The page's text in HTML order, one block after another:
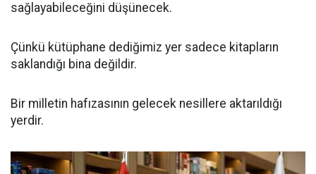
sağlayabileceğini düşünecek.
Çünkü kütüphane dediğimiz yer sadece kitapların
saklandığı bina değildir.
Bir milletin hafızasının gelecek nesillere aktarıldığı
yerdir.